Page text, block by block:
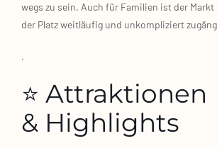
wegs zu sein. Auch für Fami­li­en ist der Markt
der Platz weit­läu­fig und unkom­pli­ziert
.
⭐ Attraktionen
& Highlights